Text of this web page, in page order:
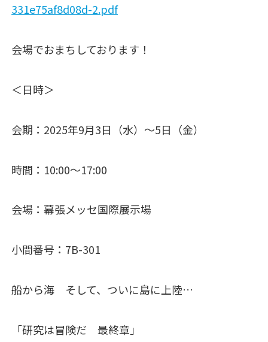
331e75af8d08d-2.pdf
会場でおまちしております！
＜日時＞
会期：2025年9月3日（水）～5日（金）
時間：10:00～17:00
会場：幕張メッセ国際展示場
小間番号：7B-301
船から海 そして、ついに島に上陸…
「研究は冒険だ 最終章」